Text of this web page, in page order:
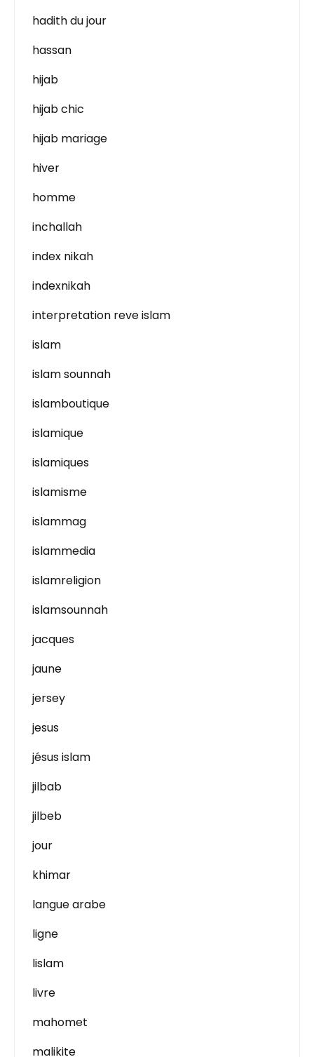
hadith du jour
hassan
hijab
hijab chic
hijab mariage
hiver
homme
inchallah
index nikah
indexnikah
interpretation reve islam
islam
islam sounnah
islamboutique
islamique
islamiques
islamisme
islammag
islammedia
islamreligion
islamsounnah
jacques
jaune
jersey
jesus
jésus islam
jilbab
jilbeb
jour
khimar
langue arabe
ligne
lislam
livre
mahomet
malikite